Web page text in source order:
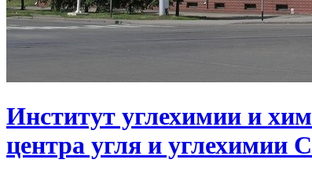
Институт углехимии и
центра угля и углехимии